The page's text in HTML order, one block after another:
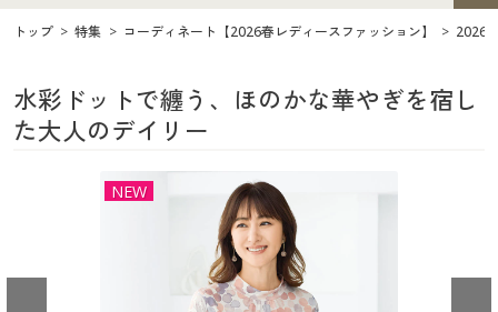
レディースファッション
女性下着
インナー・下着通販すべて
女性下着
メンズ
メンズ通販すべて
家電・雑貨
キッチン・雑貨・日用品
寝具・インテリア・家具
寝具・インテリア・家具通販すべて
家具・収納
美容・健康通販すべて
制服・スクール
女性下着
ジュニア・ティーンズ下着
メンズ通販すべて
メンズ下着
家電・雑貨
家電
キッチン・雑貨・日用品
寝具・インテリア・家具通販すべて
家具・収納
美容・健康
美容・健康通販すべて
美容・健康・サプリメント
制服・スクール
トップ 特集 コーディネート【2026春レディースファッション】 2026
水彩ドットで纏う、ほのかな華やぎを宿し
た大人のデイリー
NEW